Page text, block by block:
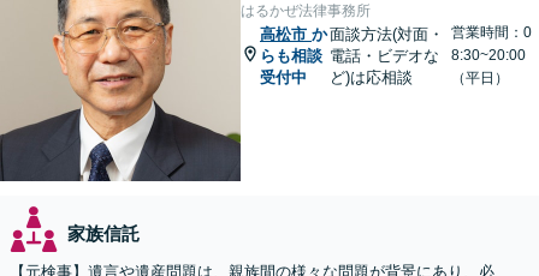
はるかぜ法律事務所
高松市 か
らも相談
受付中
面談方法(対面・
電話・ビデオな
ど)は応相談
営業時間：0
8:30~20:00
（平日）
家族信託
【元検事】遺言や遺産問題は、親族間の様々な問題が背景にあり、必